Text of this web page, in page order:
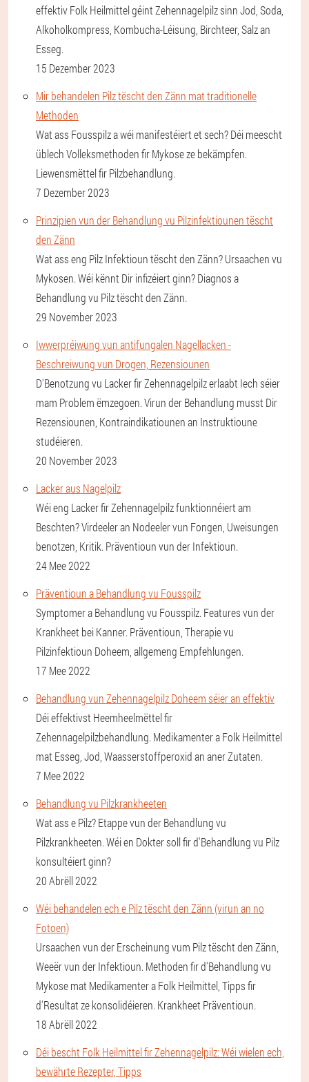
effektiv Folk Heilmittel géint Zehennagelpilz sinn Jod, Soda,
Alkoholkompress, Kombucha-Léisung, Birchteer, Salz an
Esseg.
15 Dezember 2023
Mir behandelen Pilz tëscht den Zänn mat traditionelle
Methoden
Wat ass Fousspilz a wéi manifestéiert et sech? Déi meescht
üblech Volleksmethoden fir Mykose ze bekämpfen.
Liewensmëttel fir Pilzbehandlung.
7 Dezember 2023
Prinzipien vun der Behandlung vu Pilzinfektiounen tëscht
den Zänn
Wat ass eng Pilz Infektioun tëscht den Zänn? Ursaachen vu
Mykosen. Wéi kënnt Dir infizéiert ginn? Diagnos a
Behandlung vu Pilz tëscht den Zänn.
29 November 2023
Iwwerpréiwung vun antifungalen Nagellacken -
Beschreiwung vun Drogen, Rezensiounen
D'Benotzung vu Lacker fir Zehennagelpilz erlaabt Iech séier
mam Problem ëmzegoen. Virun der Behandlung musst Dir
Rezensiounen, Kontraindikatiounen an Instruktioune
studéieren.
20 November 2023
Lacker aus Nagelpilz
Wéi eng Lacker fir Zehennagelpilz funktionnéiert am
Beschten? Virdeeler an Nodeeler vun Fongen, Uweisungen
benotzen, Kritik. Präventioun vun der Infektioun.
24 Mee 2022
Präventioun a Behandlung vu Fousspilz
Symptomer a Behandlung vu Fousspilz. Features vun der
Krankheet bei Kanner. Präventioun, Therapie vu
Pilzinfektioun Doheem, allgemeng Empfehlungen.
17 Mee 2022
Behandlung vun Zehennagelpilz Doheem séier an effektiv
Déi effektivst Heemheelmëttel fir
Zehennagelpilzbehandlung. Medikamenter a Folk Heilmittel
mat Esseg, Jod, Waasserstoffperoxid an aner Zutaten.
7 Mee 2022
Behandlung vu Pilzkrankheeten
Wat ass e Pilz? Etappe vun der Behandlung vu
Pilzkrankheeten. Wéi en Dokter soll fir d'Behandlung vu Pilz
konsultéiert ginn?
20 Abrëll 2022
Wéi behandelen ech e Pilz tëscht den Zänn (virun an no
Fotoen)
Ursaachen vun der Erscheinung vum Pilz tëscht den Zänn,
Weeër vun der Infektioun. Methoden fir d'Behandlung vu
Mykose mat Medikamenter a Folk Heilmittel, Tipps fir
d'Resultat ze konsolidéieren. Krankheet Präventioun.
18 Abrëll 2022
Déi bescht Folk Heilmittel fir Zehennagelpilz: Wéi wielen ech,
bewährte Rezepter, Tipps